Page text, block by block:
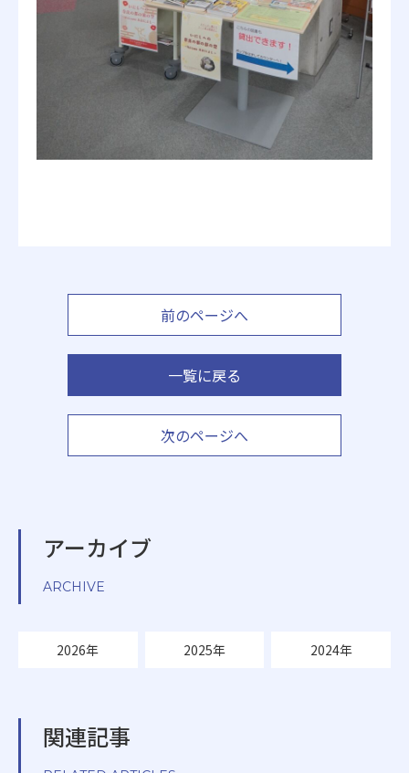
前のページへ
一覧に戻る
次のページへ
アーカイブ
ARCHIVE
2026年 2025年 2024年
関連記事